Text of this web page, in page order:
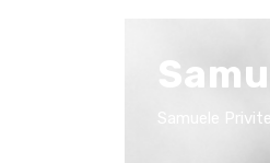
Samuele